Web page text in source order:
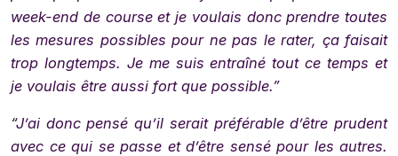
week-end de course et je voulais donc prendre toutes
les mesures possibles pour ne pas le rater, ça faisait
trop longtemps. Je me suis entraîné tout ce temps et
je voulais être aussi fort que possible.”
“J’ai donc pensé qu’il serait préférable d’être prudent
avec ce qui se passe et d’être sensé pour les autres.